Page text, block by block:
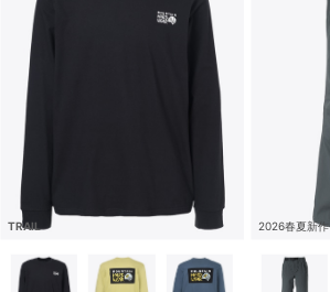
TRAIL 2026春夏新作